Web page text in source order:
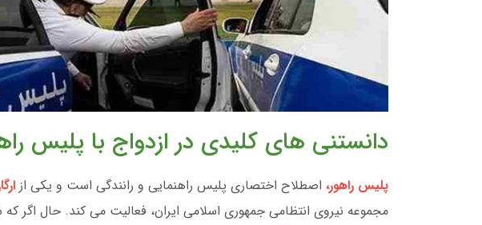
دانستنی های کلیدی در ازدواج با پلیس
پلیس راهور، اصطلاح اختصاری پلیس راهنمایی و رانندگی است و یکی از
مجموعه نیروی انتظامی جمهوری اسلامی ایران، فعالیت می کند. حال اگر که